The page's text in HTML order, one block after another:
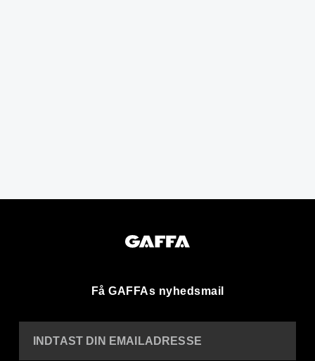
Få GAFFAs nyhedsmail
INDTAST DIN EMAILADRESSE